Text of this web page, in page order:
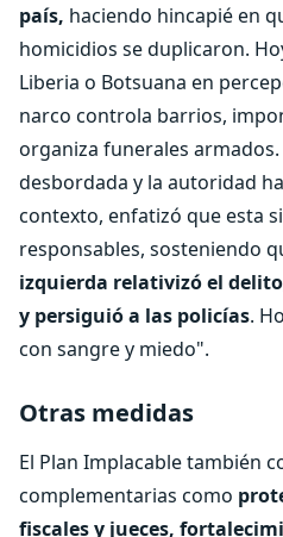
país, haciendo hincapié en
homicidios se duplicaron.
Liberia o Botsuana en
narco controla barrios,
organiza funerales
desbordada y la autoridad
contexto, enfatizó que esta
responsables, sosteniendo
izquierda relativizó el
y persiguió a las policías.
con sangre y miedo".
Otras medidas
El Plan Implacable también
complementarias como
fiscales y jueces,